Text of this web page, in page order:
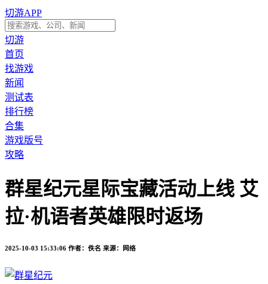
切游APP
切游
首页
找游戏
新闻
测试表
排行榜
合集
游戏版号
攻略
群星纪元星际宝藏活动上线 艾
拉·机语者英雄限时返场
2025-10-03 15:33:06 作者：佚名 来源：网络